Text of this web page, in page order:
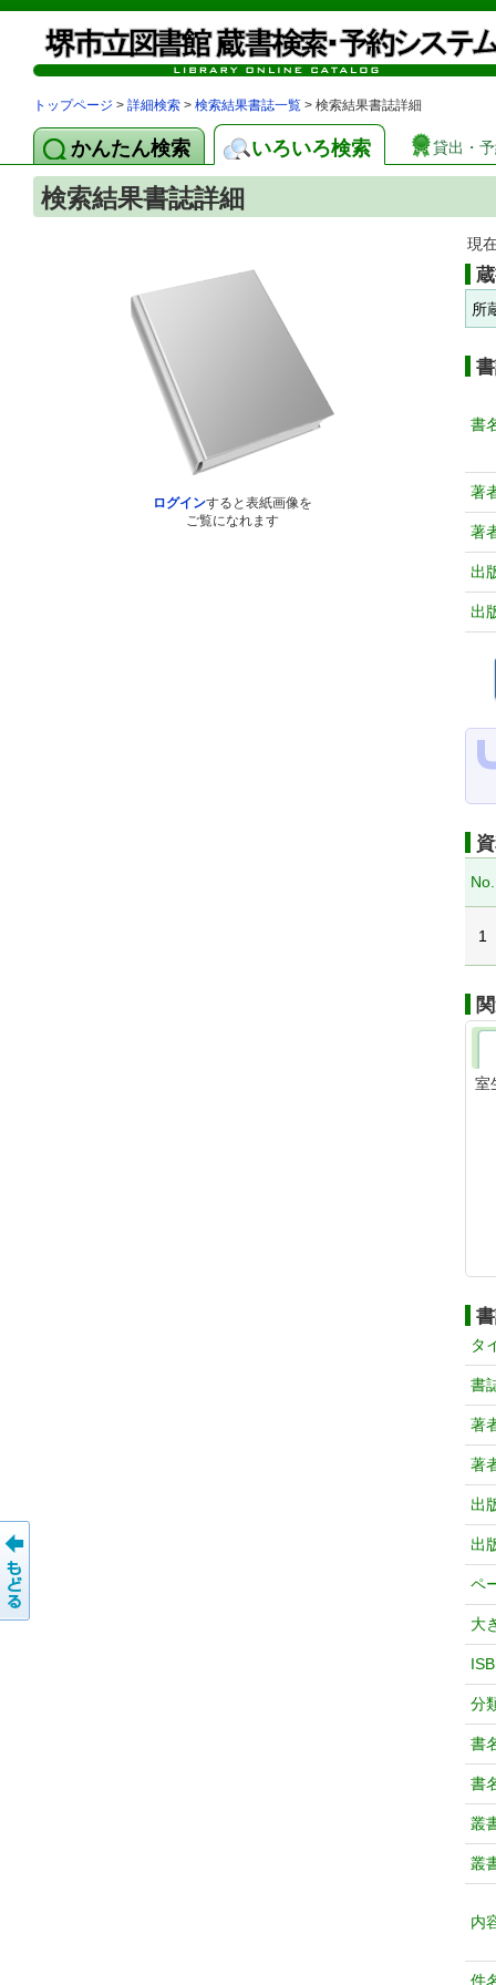
トップページ > 詳細検索 > 検索結果書誌一覧 > 検索結果書誌詳細
かんたん検索 いろいろ検索 貸出・
検索結果書誌詳細
ログインすると表紙画像を
ご覧になれます
現
所
書
著
著
出
出
No.
1
室
タ
書
著
著
出
出
ペ
大
分
書
書
叢
叢
内
件